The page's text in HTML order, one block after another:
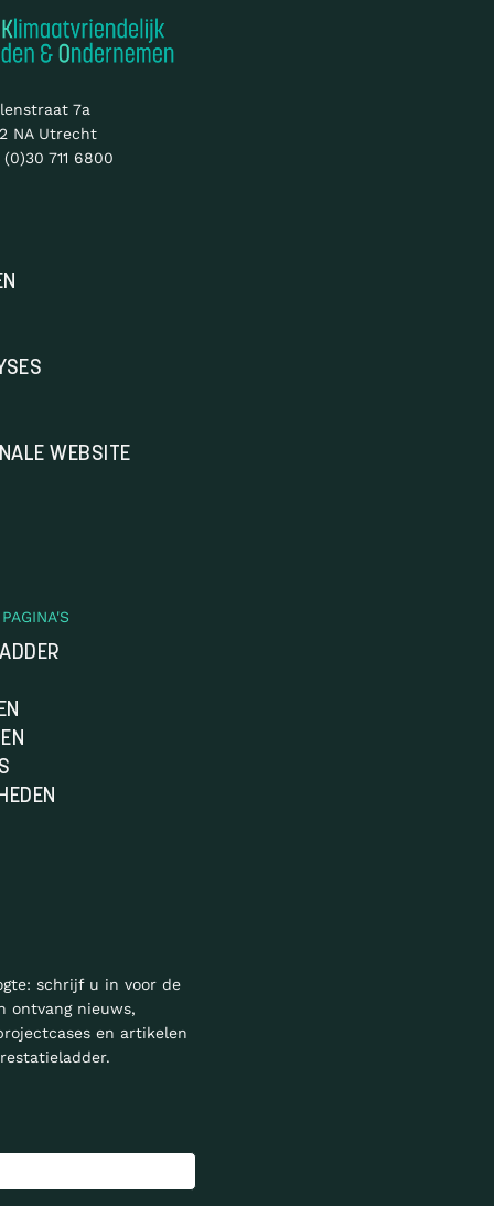
7a
NA Utrecht
(0)30 711 6800
WEBSITE
schrijf u in voor de
ontvang nieuws,
en artikelen